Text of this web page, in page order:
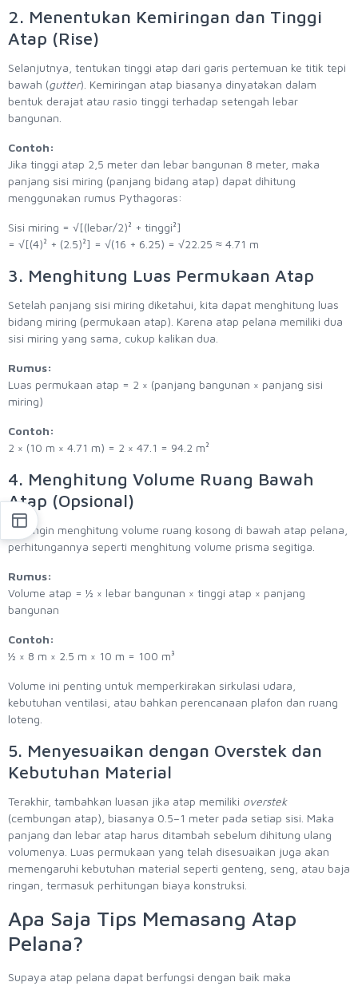
2. Menentukan Kemiringan dan Tinggi
Atap (Rise)
Selanjutnya, tentukan tinggi atap dari garis pertemuan ke titik tepi
bawah (gutter). Kemiringan atap biasanya dinyatakan dalam
bentuk derajat atau rasio tinggi terhadap setengah lebar
bangunan.
Contoh:
Jika tinggi atap 2,5 meter dan lebar bangunan 8 meter, maka
panjang sisi miring (panjang bidang atap) dapat dihitung
menggunakan rumus Pythagoras:
Sisi miring = √[(lebar/2)² + tinggi²]
= √[(4)² + (2.5)²] = √(16 + 6.25) = √22.25 ≈ 4.71 m
3. Menghitung Luas Permukaan Atap
Setelah panjang sisi miring diketahui, kita dapat menghitung luas
bidang miring (permukaan atap). Karena atap pelana memiliki dua
sisi miring yang sama, cukup kalikan dua.
Rumus:
Luas permukaan atap = 2 × (panjang bangunan × panjang sisi
miring)
Contoh:
2 × (10 m × 4.71 m) = 2 × 47.1 = 94.2 m²
4. Menghitung Volume Ruang Bawah
Atap (Opsional)
Jika ingin menghitung volume ruang kosong di bawah atap pelana,
perhitungannya seperti menghitung volume prisma segitiga.
Rumus:
Volume atap = ½ × lebar bangunan × tinggi atap × panjang
bangunan
Contoh:
½ × 8 m × 2.5 m × 10 m = 100 m³
Volume ini penting untuk memperkirakan sirkulasi udara,
kebutuhan ventilasi, atau bahkan perencanaan plafon dan ruang
loteng.
5. Menyesuaikan dengan Overstek dan
Kebutuhan Material
Terakhir, tambahkan luasan jika atap memiliki overstek
(cembungan atap), biasanya 0.5–1 meter pada setiap sisi. Maka
panjang dan lebar atap harus ditambah sebelum dihitung ulang
volumenya. Luas permukaan yang telah disesuaikan juga akan
memengaruhi kebutuhan material seperti genteng, seng, atau baja
ringan, termasuk perhitungan biaya konstruksi.
Apa Saja Tips Memasang Atap
Pelana?
Supaya atap pelana dapat berfungsi dengan baik maka